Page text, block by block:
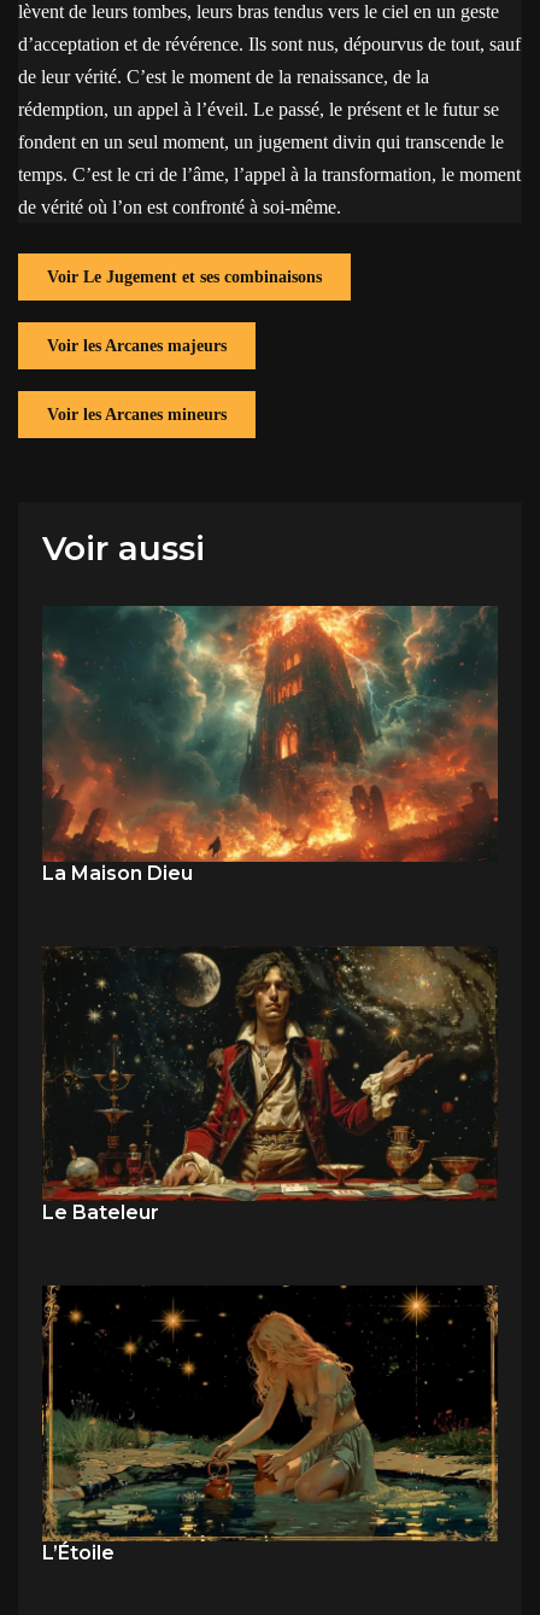
lèvent de leurs tombes, leurs bras tendus vers le ciel en un geste
d’acceptation et de révérence. Ils sont nus, dépourvus de tout, sauf
de leur vérité. C’est le moment de la renaissance, de la
rédemption, un appel à l’éveil. Le passé, le présent et le futur se
fondent en un seul moment, un jugement divin qui transcende le
temps. C’est le cri de l’âme, l’appel à la transformation, le moment
de vérité où l’on est confronté à soi-même.
Voir Le Jugement et ses combinaisons
Voir les Arcanes majeurs
Voir les Arcanes mineurs
Voir aussi
La Maison Dieu
Le Bateleur
L’Étoile